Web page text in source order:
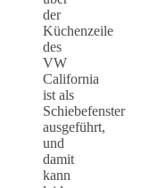
der
Küchenzeile
des
VW
California
ist als
Schiebefenster
ausgeführt,
und
damit
kann